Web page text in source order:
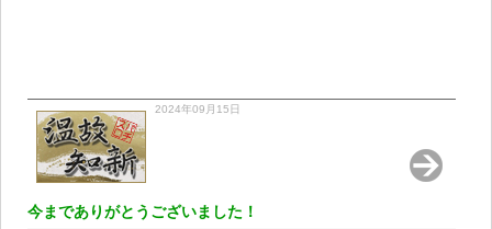
2024年09月15日
今までありがとうございました！